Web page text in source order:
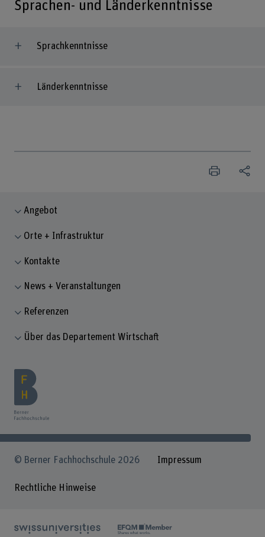
Sprachen- und Länderkenntnisse
Sprachkenntnisse
Länderkenntnisse
Angebot
Orte + Infrastruktur
Kontakte
News + Veranstaltungen
Referenzen
Über das Departement Wirtschaft
© Berner Fachhochschule 2026 Impressum
Rechtliche Hinweise